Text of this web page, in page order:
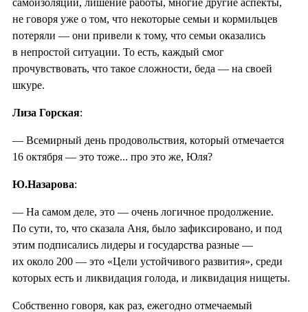
не говоря уже о том, что некоторые семьи и кормильцев
потеряли — они привели к тому, что семьи оказались
в непростой ситуации. То есть, каждый смог
прочувствовать, что такое сложности, беда — на своей
шкуре.
Лиза Горская:
— Всемирный день продовольствия, который отмечается
16 октября — это тоже... про это же, Юля?
Ю.Назарова:
— На самом деле, это — очень логичное продолжение.
По сути, то, что сказала Аня, было зафиксировано, и под
этим подписались лидеры и государства разные —
их около 200 — это «Цели устойчивого развития», среди
которых есть и ликвидация голода, и ликвидация нищеты.
Собственно говоря, как раз, ежегодно отмечаемый